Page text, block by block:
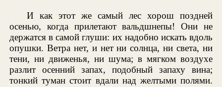
И как этот же самый лес хорош поздней
осенью, когда прилетают вальдшнепы! Они не
держатся в самой глуши: их надобно искать вдоль
опушки. Ветра нет, и нет ни солнца, ни света, ни
тени, ни движенья, ни шума; в мягком воздухе
разлит осенний запах, подобный запаху вина;
тонкий туман стоит вдали над желтыми полями.